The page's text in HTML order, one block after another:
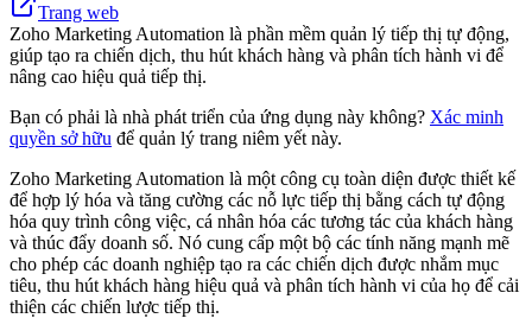
Trang web
Zoho Marketing Automation là phần mềm quản lý tiếp thị tự động,
giúp tạo ra chiến dịch, thu hút khách hàng và phân tích hành vi để
nâng cao hiệu quả tiếp thị.
Bạn có phải là nhà phát triển của ứng dụng này không? Xác minh
quyền sở hữu để quản lý trang niêm yết này.
Zoho Marketing Automation là một công cụ toàn diện được thiết kế
để hợp lý hóa và tăng cường các nỗ lực tiếp thị bằng cách tự động
hóa quy trình công việc, cá nhân hóa các tương tác của khách hàng
và thúc đẩy doanh số. Nó cung cấp một bộ các tính năng mạnh mẽ
cho phép các doanh nghiệp tạo ra các chiến dịch được nhắm mục
tiêu, thu hút khách hàng hiệu quả và phân tích hành vi của họ để cải
thiện các chiến lược tiếp thị.